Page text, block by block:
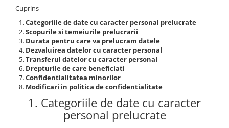
Cuprins
Categoriile de date cu caracter personal prelucrate
Scopurile si temeiurile prelucrarii
Durata pentru care va prelucram datele
Dezvaluirea datelor cu caracter personal
Transferul datelor cu caracter personal
Drepturile de care beneficiati
Confidentialitatea minorilor
Modificari in politica de confidentialitate
1. Categoriile de date cu caracter
personal prelucrate